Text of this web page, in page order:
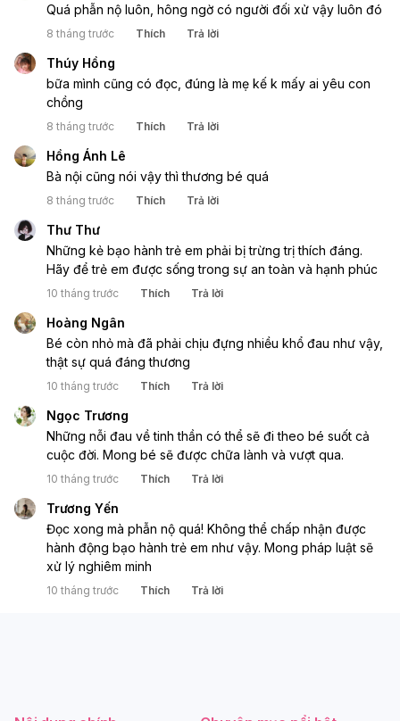
Quá phẫn nộ luôn, hông ngờ có người đối xử vậy luôn đó
8 tháng trước Thích Trả lời
Thúy Hồng
bữa mình cũng có đọc, đúng là mẹ kế k mấy ai yêu con
chồng
8 tháng trước Thích Trả lời
Hồng Ánh Lê
Bà nội cũng nói vậy thì thương bé quá
8 tháng trước Thích Trả lời
Thư Thư
Những kẻ bạo hành trẻ em phải bị trừng trị thích đáng.
Hãy để trẻ em được sống trong sự an toàn và hạnh phúc
10 tháng trước Thích Trả lời
Hoàng Ngân
Bé còn nhỏ mà đã phải chịu đựng nhiều khổ đau như vậy,
thật sự quá đáng thương
10 tháng trước Thích Trả lời
Ngọc Trương
Những nỗi đau về tinh thần có thể sẽ đi theo bé suốt cả
cuộc đời. Mong bé sẽ được chữa lành và vượt qua.
10 tháng trước Thích Trả lời
Trương Yến
Đọc xong mà phẫn nộ quá! Không thể chấp nhận được
hành động bạo hành trẻ em như vậy. Mong pháp luật sẽ
xử lý nghiêm minh
10 tháng trước Thích Trả lời